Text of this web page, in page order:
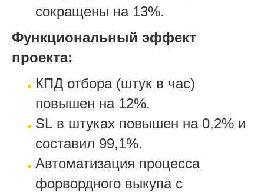
сокращены на 13%.
Функциональный эффект
проекта:
КПД отбора (штук в час)
повышен на 12%.
SL в штуках повышен на 0,2% и
составил 99,1%.
Автоматизация процесса
форвордного выкупа с